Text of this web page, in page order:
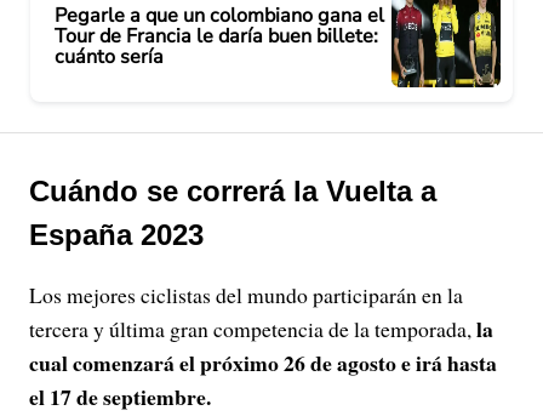
Pegarle a que un colombiano gana el
Tour de Francia le daría buen billete:
cuánto sería
Cuándo se correrá la Vuelta a
España 2023
Los mejores ciclistas del mundo participarán en la
tercera y última gran competencia de la temporada,la
cual comenzará el próximo 26 de agosto e irá hasta
el 17 de septiembre.